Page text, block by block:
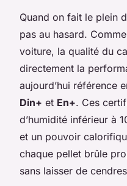
Quand on fait le plein
pas au hasard.
voiture, la qualité du
directement la
aujourd’hui référence
Din+ et En+. Ces
d’humidité inférieur à
et un pouvoir
chaque pellet brûle
sans laisser de